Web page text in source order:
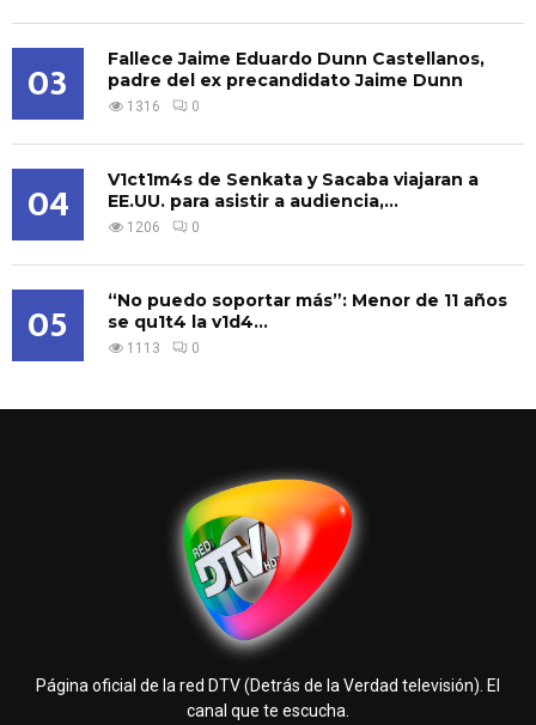
03
Fallece Jaime Eduardo Dunn Castellanos,
padre del ex precandidato Jaime Dunn
1316 0
04
V1ct1m4s de Senkata y Sacaba viajaran a
EE.UU. para asistir a audiencia,...
1206 0
05
“No puedo soportar más”: Menor de 11 años
se qu1t4 la v1d4...
1113 0
Página oficial de la red DTV (Detrás de la Verdad televisión). El
canal que te escucha.